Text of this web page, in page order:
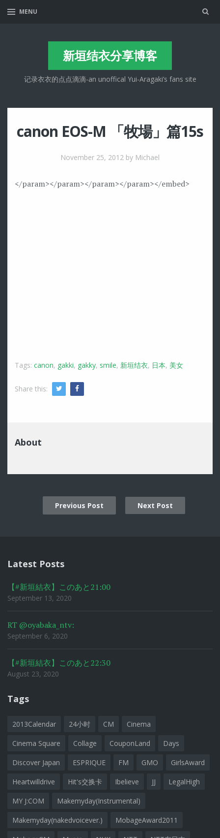
MENU
新垣结衣分享博客
记录衣衣的点点滴滴-an unoffical Yui-Aragaki’s fans site
canon EOS-M 「牧場」篇15s
November 25, 2012 by Michael
</param></param></param></param></embed>
Tags: canon, gakki, gakky, smile, 新垣结衣, 日本, 美女
Share this: Twitter
About
Previous Post Next Post
Latest Posts
【#新垣結衣】このあと21:00
September 13, 2020
RT @oyabaka_ntv:
September 6, 2020
【#新垣結衣】このあと22:30
August 23, 2020
Tags
2013Calendar 24小时 CM Cinema
Cinema Square Collage CouponLand Days
Discover Japan ESPRIQUE FM GMO GirlsAward
Heartwilldrive Hit's交换卡 Ibelieve JJ LegalHigh
MY J:COM Makemyday(Instrumental)
Makemyday(nakedvoicever.) MobageAward2011